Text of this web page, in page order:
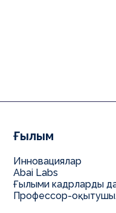
Ғылым
Инновациялар
Abai Labs
Ғылыми кадрларды
Профессор-